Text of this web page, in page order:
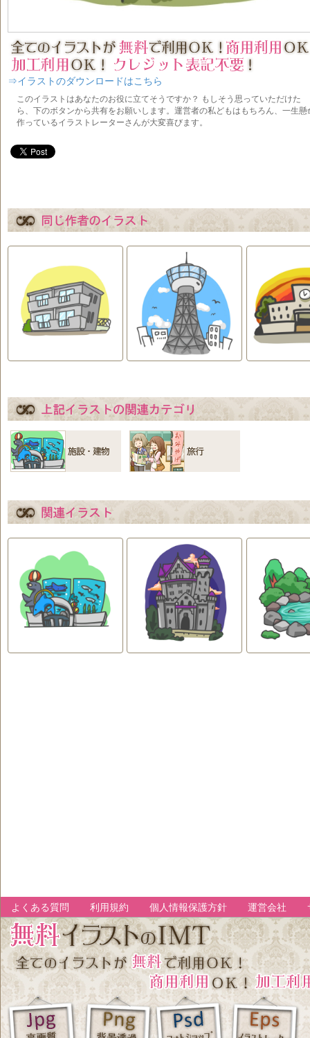
⇒イラストのダウンロードはこちら
よくある質問 利用規約 個人情報保護方針 運営会社